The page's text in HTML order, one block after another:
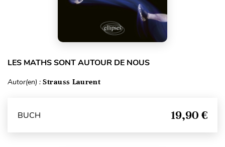
LES MATHS SONT AUTOUR DE NOUS
Autor(en) : Strauss Laurent
BUCH 19,90 €